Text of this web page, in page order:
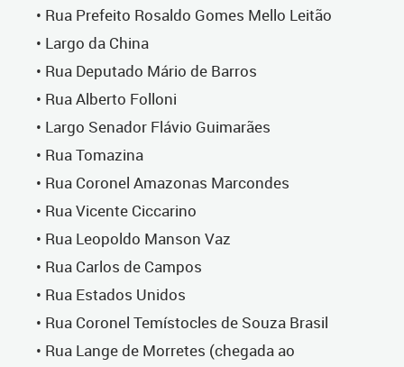
• Rua Prefeito Rosaldo Gomes Mello Leitão
• Largo da China
• Rua Deputado Mário de Barros
• Rua Alberto Folloni
• Largo Senador Flávio Guimarães
• Rua Tomazina
• Rua Coronel Amazonas Marcondes
• Rua Vicente Ciccarino
• Rua Leopoldo Manson Vaz
• Rua Carlos de Campos
• Rua Estados Unidos
• Rua Coronel Temístocles de Souza Brasil
• Rua Lange de Morretes (chegada ao